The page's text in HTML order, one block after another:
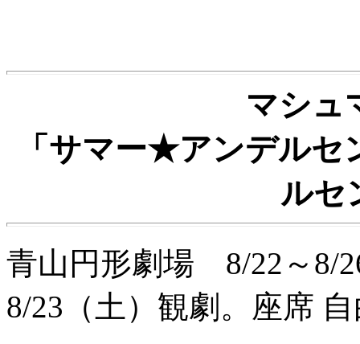
マシュ
「サマー★アンデル
ルセ
青山円形劇場 8/22
8/23（土）観劇。座席